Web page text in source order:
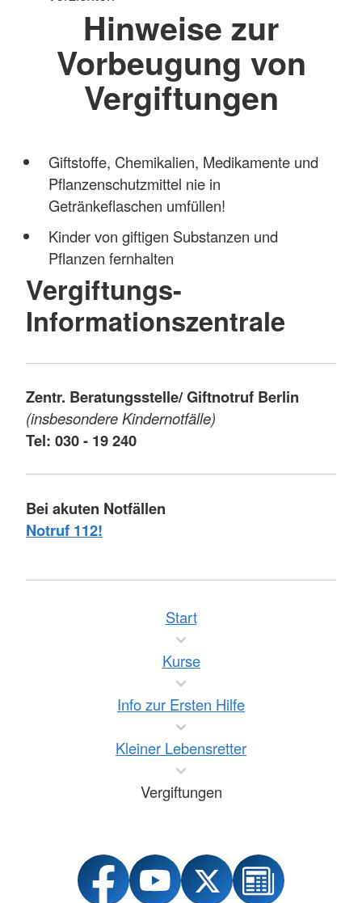
Hinweise zur
Vorbeugung von
Vergiftungen
Giftstoffe, Chemikalien, Medikamente und
Pflanzenschutzmittel nie in
Getränkeflaschen umfüllen!
Kinder von giftigen Substanzen und
Pflanzen fernhalten
Vergiftungs-
Informationszentrale
Zentr. Beratungsstelle/ Giftnotruf Berlin
(insbesondere Kindernotfälle)
Tel: 030 - 19 240
Bei akuten Notfällen
Notruf 112!
Start
Kurse
Info zur Ersten Hilfe
Kleiner Lebensretter
Vergiftungen